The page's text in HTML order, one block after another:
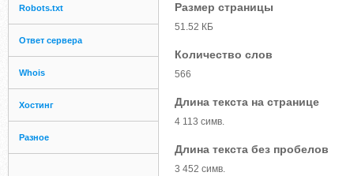
Robots.txt
Ответ сервера
Whois
Хостинг
Разное
Размер страницы
51.52 КБ
Количество слов
566
Длина текста на странице
4 113 симв.
Длина текста без пробелов
3 452 симв.